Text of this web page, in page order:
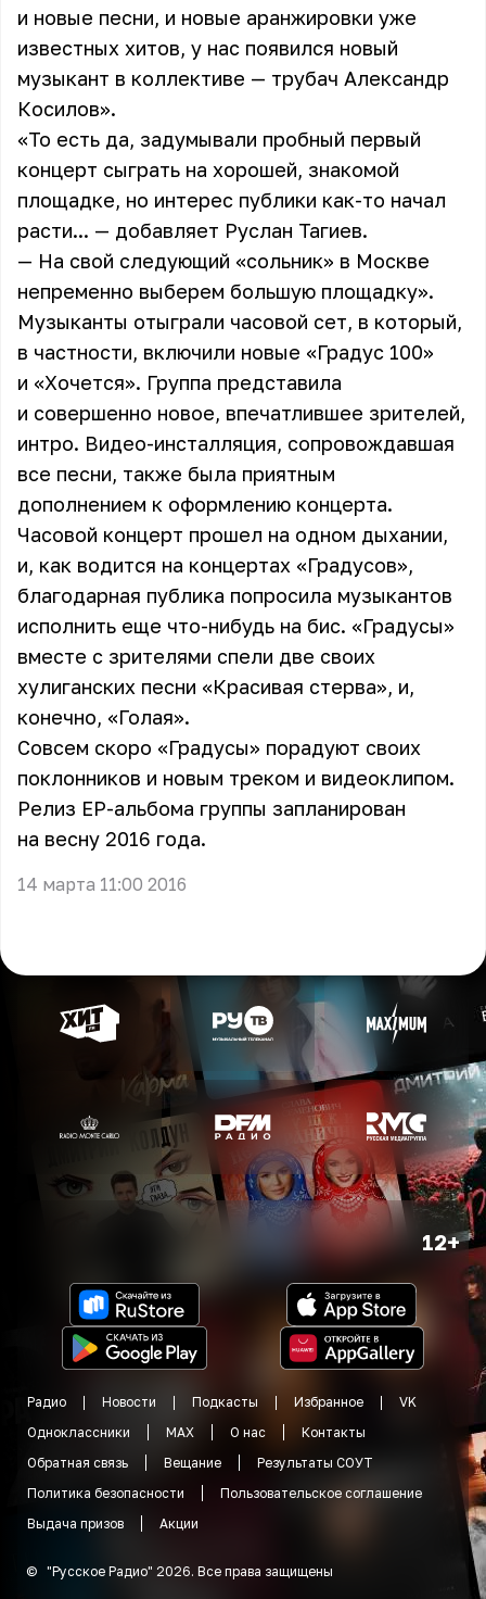
и новые песни, и новые аранжировки уже
известных хитов, у нас появился новый
музыкант в коллективе — трубач Александр
Косилов».
«То есть да, задумывали пробный первый
концерт сыграть на хорошей, знакомой
площадке, но интерес публики как-то начал
расти... — добавляет Руслан Тагиев.
— На свой следующий «сольник» в Москве
непременно выберем большую площадку».
Музыканты отыграли часовой сет, в который,
в частности, включили новые «Градус 100»
и «Хочется». Группа представила
и совершенно новое, впечатлившее зрителей,
интро. Видео-инсталляция, сопровождавшая
все песни, также была приятным
дополнением к оформлению концерта.
Часовой концерт прошел на одном дыхании,
и, как водится на концертах «Градусов»,
благодарная публика попросила музыкантов
исполнить еще что-нибудь на бис. «Градусы»
вместе с зрителями спели две своих
хулиганских песни «Красивая стерва», и,
конечно, «Голая».
Совсем скоро «Градусы» порадуют своих
поклонников и новым треком и видеоклипом.
Релиз EP-альбома группы запланирован
на весну 2016 года.
14 марта 11:00 2016
12+
Радио Новости Подкасты Избранное
VK
Одноклассники
MAX О нас
Контакты
Обратная связь
Вещание
Результаты СОУТ
Политика безопасности
Пользовательское соглашение
Выдача призов
Акции
© "Русское Радио" 2026. Все права защищены